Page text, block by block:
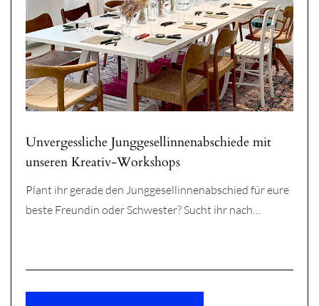
Unvergessliche Junggesellinnenabschiede mit
unseren Kreativ-Workshops
Plant ihr gerade den Junggesellinnenabschied für eure
beste Freundin oder Schwester? Sucht ihr nach…